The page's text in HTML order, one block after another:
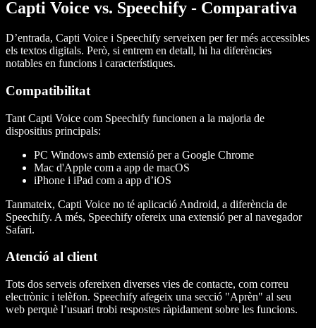
Capti Voice vs. Speechify - Comparativa
D’entrada, Capti Voice i Speechify serveixen per fer més accessibles
els textos digitals. Però, si entrem en detall, hi ha diferències
notables en funcions i característiques.
Compatibilitat
Tant Capti Voice com Speechify funcionen a la majoria de
dispositius principals:
PC Windows amb extensió per a Google Chrome
Mac d'Apple com a app de macOS
iPhone i iPad com a app d’iOS
Tanmateix, Capti Voice no té aplicació Android, a diferència de
Speechify. A més, Speechify ofereix una extensió per al navegador
Safari.
Atenció al client
Tots dos serveis ofereixen diverses vies de contacte, com correu
electrònic i telèfon. Speechify afegeix una secció "Aprèn" al seu
web perquè l’usuari trobi respostes ràpidament sobre les funcions.